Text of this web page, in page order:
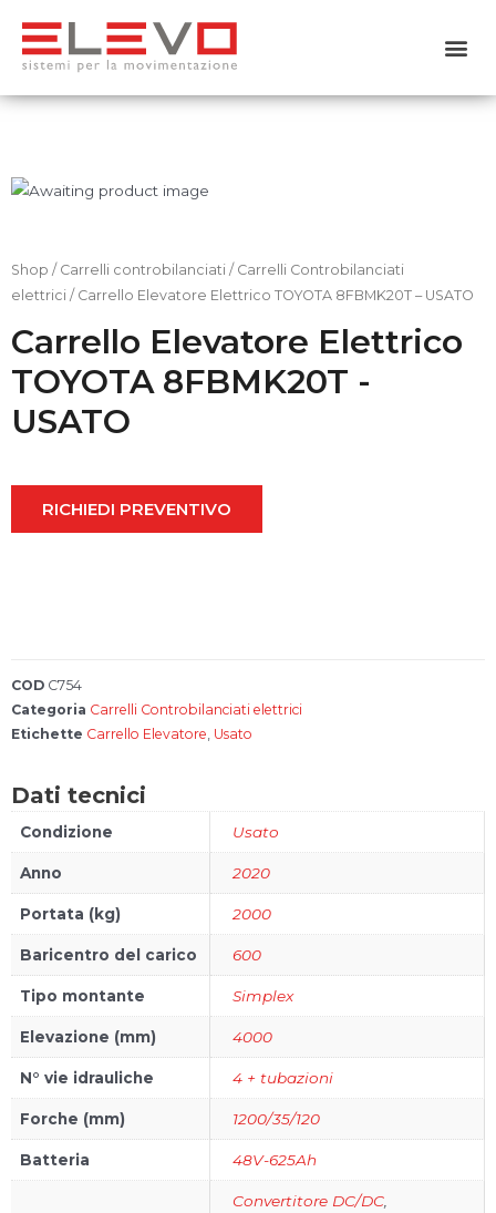
Home
Usato
Noleggio
Servizi
elevatore
Shop / Carrelli controbilanciati / Carrelli Controbilanciati
elettrici / Carrello Elevatore Elettrico TOYOTA 8FBMK20T – USATO
Carrello Elevatore Elettrico
TOYOTA 8FBMK20T -
USATO
RICHIEDI PREVENTIVO
COD C754
Categoria Carrelli Controbilanciati elettrici
Etichette Carrello Elevatore, Usato
Dati tecnici
Condizione Usato
Anno 2020
Portata (kg) 2000
Baricentro del carico 600
Tipo montante Simplex
Elevazione (mm) 4000
N° vie idrauliche 4 + tubazioni
Forche (mm) 1200/35/120
Batteria 48V-625Ah
Convertitore DC/DC